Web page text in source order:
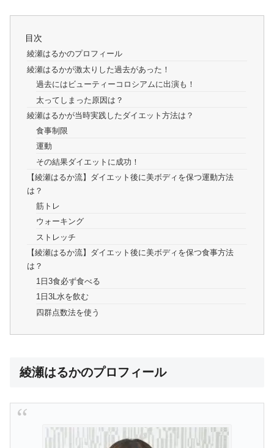
目次
綾瀬はるかのプロフィール
綾瀬はるかが激太りした過去があった！
過去にはビューティーコロシアムに出演も！
太ってしまった原因は？
綾瀬はるかが当時実践したダイエット方法は？
食事制限
運動
その結果ダイエットに成功！
【綾瀬はるか流】ダイエット後に美ボディを保つ運動方法
は？
筋トレ
ウォーキング
ストレッチ
【綾瀬はるか流】ダイエット後に美ボディを保つ食事方法
は？
1日3食必ず食べる
1日3L水を飲む
四群点数法を使う
綾瀬はるかのプロフィール